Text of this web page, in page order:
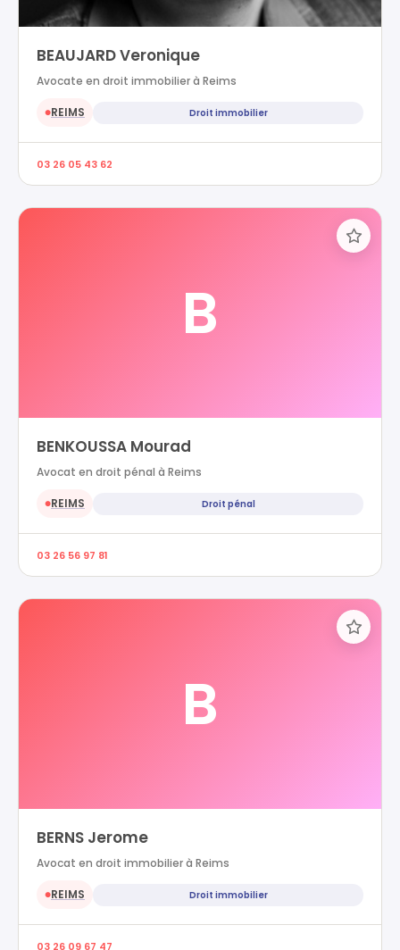
BEAUJARD Veronique
Avocate en droit immobilier à Reims
●REIMS Droit immobilier
03 26 05 43 62
B
BENKOUSSA Mourad
Avocat en droit pénal à Reims
●REIMS Droit pénal
03 26 56 97 81
B
BERNS Jerome
Avocat en droit immobilier à Reims
●REIMS Droit immobilier
03 26 09 67 47